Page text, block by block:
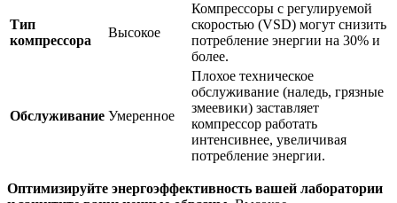
Тип
компрессора
Высокое
Компрессоры с регулируемой
скоростью (VSD) могут снизить
потребление энергии на 30% и
более.
Обслуживание Умеренное
Плохое техническое
обслуживание (наледь, грязные
змеевики) заставляет
компрессор работать
интенсивнее, увеличивая
потребление энергии.
Оптимизируйте энергоэффективность вашей лаборатории